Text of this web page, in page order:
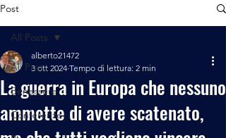
Post
All Posts
Benessere
Conferenze
All Posts
La guerra in Europa che nessuno
ammette di avere scatenato,
alberto21472
3 ott 2024 Tempo di lettura: 2 min